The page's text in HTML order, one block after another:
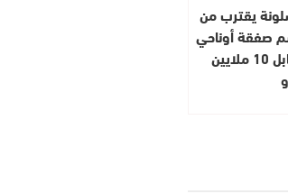
يقترب من
صفقة أوناحي
مقابل 10 ملايين